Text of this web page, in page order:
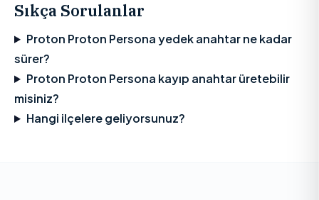
Sıkça Sorulanlar
Proton Proton Persona yedek anahtar ne kadar
sürer?
Proton Proton Persona kayıp anahtar üretebilir
misiniz?
Hangi ilçelere geliyorsunuz?